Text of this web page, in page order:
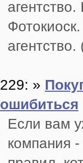
229: »
ошибиться
Если вам
компания